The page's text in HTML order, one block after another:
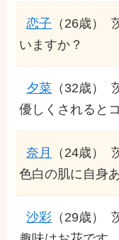
恋子 （26歳）
いますか？
夕菜 （32歳）
優しくされると
奈月 （24歳）
色白の肌に自身
沙彩 （29歳）